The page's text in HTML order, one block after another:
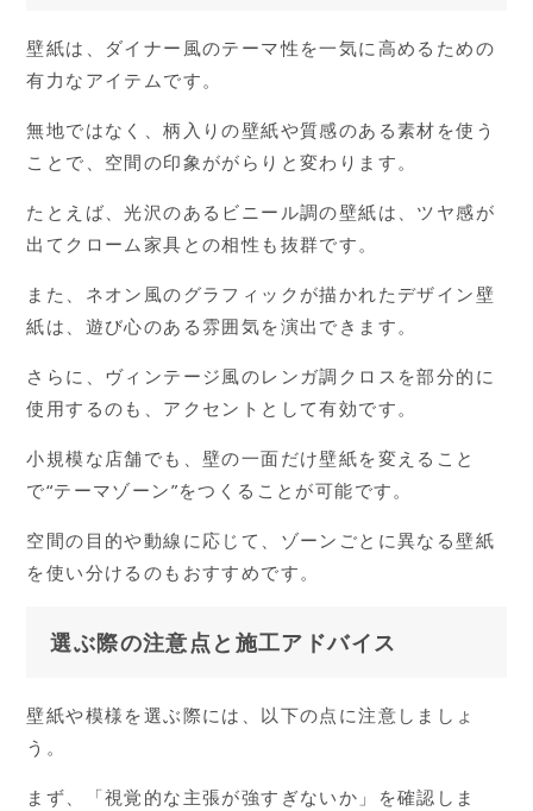
壁紙は、ダイナー風のテーマ性を一気に高めるための
有力なアイテムです。
無地ではなく、柄入りの壁紙や質感のある素材を使う
ことで、空間の印象ががらりと変わります。
たとえば、光沢のあるビニール調の壁紙は、ツヤ感が
出てクローム家具との相性も抜群です。
また、ネオン風のグラフィックが描かれたデザイン壁
紙は、遊び心のある雰囲気を演出できます。
さらに、ヴィンテージ風のレンガ調クロスを部分的に
使用するのも、アクセントとして有効です。
小規模な店舗でも、壁の一面だけ壁紙を変えること
で“テーマゾーン”をつくることが可能です。
空間の目的や動線に応じて、ゾーンごとに異なる壁紙
を使い分けるのもおすすめです。
選ぶ際の注意点と施工アドバイス
壁紙や模様を選ぶ際には、以下の点に注意しましょ
う。
まず、「視覚的な主張が強すぎないか」を確認しま